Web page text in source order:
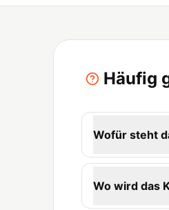
Häufig
Wofür steht
Wo wird das